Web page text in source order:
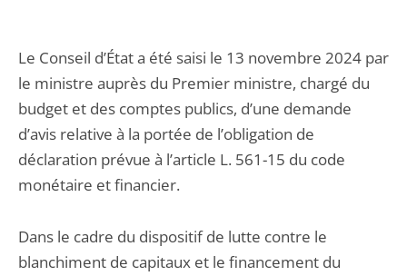
Le Conseil d’État a été saisi le 13 novembre 2024 par
le ministre auprès du Premier ministre, chargé du
budget et des comptes publics, d’une demande
d’avis relative à la portée de l’obligation de
déclaration prévue à l’article L. 561-15 du code
monétaire et financier.
Dans le cadre du dispositif de lutte contre le
blanchiment de capitaux et le financement du